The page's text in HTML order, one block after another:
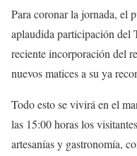
Para coronar la jornada, el
aplaudida participación del
reciente incorporación del
nuevos matices a su ya
Todo esto se vivirá en el
las 15:00 horas los
artesanías y gastronomía,